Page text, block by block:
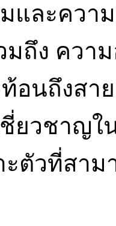
และควา
มถึง ควา
อนถึงสา
ยวชาญใ
ตัวที่สาม